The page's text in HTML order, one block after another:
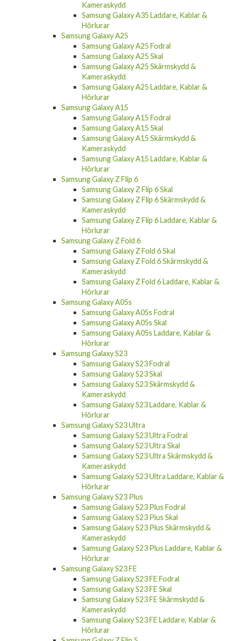
Samsung Galaxy A35 Laddare, Kablar &
Hörlurar
Samsung Galaxy A25
Samsung Galaxy A25 Fodral
Samsung Galaxy A25 Skal
Samsung Galaxy A25 Skärmskydd &
Kameraskydd
Samsung Galaxy A25 Laddare, Kablar &
Hörlurar
Samsung Galaxy A15
Samsung Galaxy A15 Fodral
Samsung Galaxy A15 Skal
Samsung Galaxy A15 Skärmskydd &
Kameraskydd
Samsung Galaxy A15 Laddare, Kablar &
Hörlurar
Samsung Galaxy Z Flip 6
Samsung Galaxy Z Flip 6 Skal
Samsung Galaxy Z Flip 6 Skärmskydd &
Kameraskydd
Samsung Galaxy Z Flip 6 Laddare, Kablar &
Hörlurar
Samsung Galaxy Z Fold 6
Samsung Galaxy Z Fold 6 Skal
Samsung Galaxy Z Fold 6 Skärmskydd &
Kameraskydd
Samsung Galaxy Z Fold 6 Laddare, Kablar &
Hörlurar
Samsung Galaxy A05s
Samsung Galaxy A05s Fodral
Samsung Galaxy A05s Skal
Samsung Galaxy A05s Laddare, Kablar &
Hörlurar
Samsung Galaxy S23
Samsung Galaxy S23 Fodral
Samsung Galaxy S23 Skal
Samsung Galaxy S23 Skärmskydd &
Kameraskydd
Samsung Galaxy S23 Laddare, Kablar &
Hörlurar
Samsung Galaxy S23 Ultra
Samsung Galaxy S23 Ultra Fodral
Samsung Galaxy S23 Ultra Skal
Samsung Galaxy S23 Ultra Skärmskydd &
Kameraskydd
Samsung Galaxy S23 Ultra Laddare, Kablar &
Hörlurar
Samsung Galaxy S23 Plus
Samsung Galaxy S23 Plus Fodral
Samsung Galaxy S23 Plus Skal
Samsung Galaxy S23 Plus Skärmskydd &
Kameraskydd
Samsung Galaxy S23 Plus Laddare, Kablar &
Hörlurar
Samsung Galaxy S23 FE
Samsung Galaxy S23 FE Fodral
Samsung Galaxy S23 FE Skal
Samsung Galaxy S23 FE Skärmskydd &
Kameraskydd
Samsung Galaxy S23 FE Laddare, Kablar &
Hörlurar
Samsung Galaxy Z Flip 5